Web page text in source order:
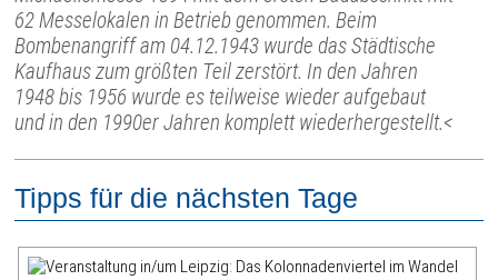
62 Messelokalen in Betrieb genommen. Beim
Bombenangriff am 04.12.1943 wurde das Städtische
Kaufhaus zum größten Teil zerstört. In den Jahren
1948 bis 1956 wurde es teilweise wieder aufgebaut
und in den 1990er Jahren komplett wiederhergestellt.<
Tipps für die nächsten Tage